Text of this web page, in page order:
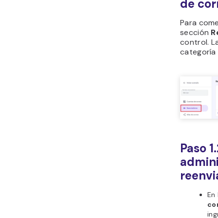
de
Para
sección
control.
categoría
Paso